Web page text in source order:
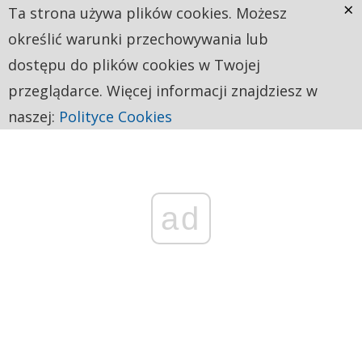
ad
Ta strona używa plików cookies. Możesz
określić warunki przechowywania lub
dostępu do plików cookies w Twojej
przeglądarce. Więcej informacji znajdziesz w
naszej: Polityce Cookies
×